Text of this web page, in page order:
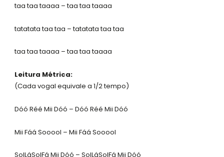
taa taa taaaa – taa taa taaaa
tatatata taa taa – tatatata taa taa
taa taa taaaa – taa taa taaaa
Leitura Métrica:
(Cada vogal equivale a 1/2 tempo)
Dóó Réé Mii Dóó – Dóó Réé Mii Dóó
Mii Fáá Sooool – Mii Fáá Sooool
SolLáSolFá Mii Dóó – SolLáSolFá Mii Dóó